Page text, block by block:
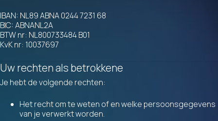
IBAN: NL89 ABNA 0244 7231 68
BIC: ABNANL2A
BTW nr: NL800733484 B01
KvK nr: 10037697
Uw rechten als betrokkene
Je hebt de volgende rechten:
Het recht om te weten of en welke persoonsgegevens
van je verwerkt worden.